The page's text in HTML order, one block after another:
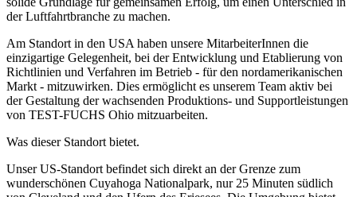
der Luftfahrtbranche zu machen.
Am Standort in den USA haben unsere MitarbeiterInnen die
einzigartige Gelegenheit, bei der Entwicklung und Etablierung von
Richtlinien und Verfahren im Betrieb - für den nordamerikanischen
Markt - mitzuwirken. Dies ermöglicht es unserem Team aktiv bei
der Gestaltung der wachsenden Produktions- und Supportleistungen
von TEST-FUCHS Ohio mitzuarbeiten.
Was dieser Standort bietet.
Unser US-Standort befindet sich direkt an der Grenze zum
wunderschönen Cuyahoga Nationalpark, nur 25 Minuten südlich